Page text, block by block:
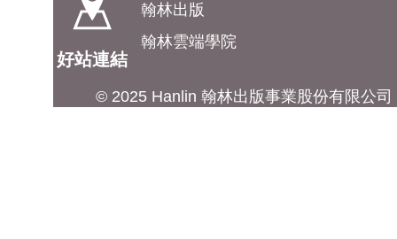
好站連結
翰林出版
翰林雲端學院
© 2025 Hanlin 翰林出版事業股份有限公司